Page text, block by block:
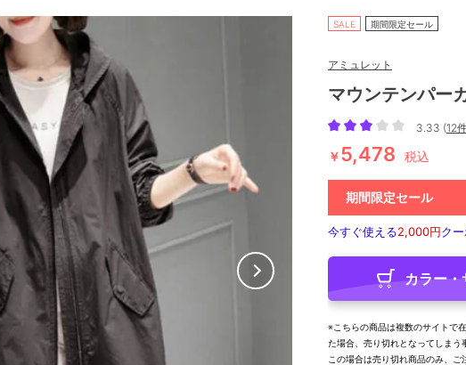
SALE 期間限定セール
アミュレット
マウンテンパー
3.33 (12
￥5,478 税込
期間限定セール
今すぐ使える2,000円ク
カラー・
※こちらの商品は複数のサイトで
た場合、売り切れとなってしまう
この場合は売り切れ商品のみ、